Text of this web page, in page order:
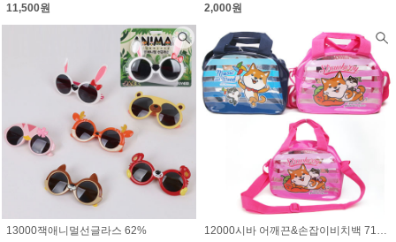
11,500원
2,000원
13000잭애니멀선글라스 62%
12000시바 어깨끈&손잡이비치백 71%할인